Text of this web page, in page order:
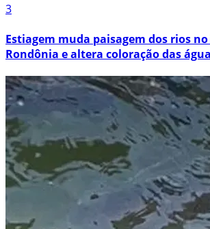
3
Estiagem muda paisagem dos rios
Rondônia e altera coloração das